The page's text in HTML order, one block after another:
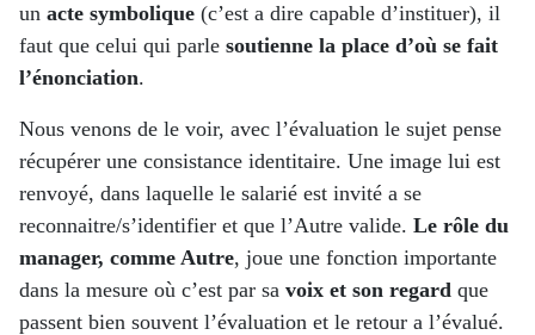
un acte symbolique (c’est a dire capable d’instituer), il
faut que celui qui parle soutienne la place d’où se fait
l’énonciation.
Nous venons de le voir, avec l’évaluation le sujet pense
récupérer une consistance identitaire. Une image lui est
renvoyé, dans laquelle le salarié est invité a se
reconnaitre/s’identifier et que l’Autre valide. Le rôle du
manager, comme Autre, joue une fonction importante
dans la mesure où c’est par sa voix et son regard que
passent bien souvent l’évaluation et le retour a l’évalué.